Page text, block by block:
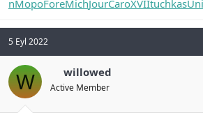
nMopoForeMichJourCaroXVIItuchkas
5 Eyl 2022
W willowed
Active Member